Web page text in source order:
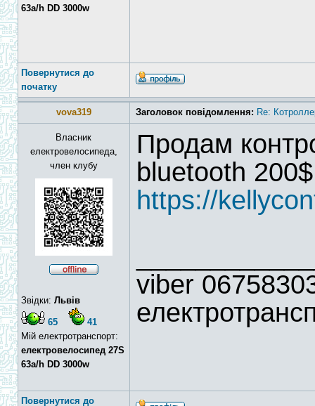
63a/h DD 3000w
Повернутися до
початку
vova319 Заголовок повідомлення: Re:
Власник
електровелосипеда,
член клубу
Звідки: Львів
65
41
Мій електротранспорт:
електровелосипед 27S
63a/h DD 3000w
Продам
bluetooth 200$
https://
viber
Повернутися до